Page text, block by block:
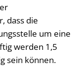
dass die
um eine
werden 1,5
sein können.